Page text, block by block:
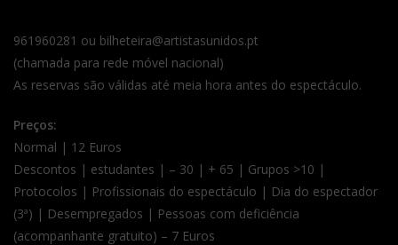
961960281 ou bilheteira@artistasunidos.pt
(chamada para rede móvel nacional)
As reservas são válidas até meia hora antes do espectáculo.
Preços:
Normal | 12 Euros
Descontos | estudantes | – 30 | + 65 | Grupos >10 |
Protocolos | Profissionais do espectáculo | Dia do espectador
(3ª) | Desempregados | Pessoas com deficiência
(acompanhante gratuito) – 7 Euros